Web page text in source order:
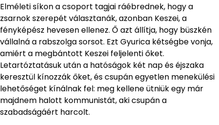
Elméleti síkon a csoport tagjai ráébrednek, hogy a
zsarnok szerepét választanák, azonban Keszei, a
fényképész hevesen ellenez. Ő azt állítja, hogy büszkén
vállalná a rabszolga sorsot. Ezt Gyurica kétségbe vonja,
amiért a megbántott Keszei feljelenti őket.
Letartóztatásuk után a hatóságok két nap és éjszaka
keresztül kínozzák őket, és csupán egyetlen menekülési
lehetőséget kínálnak fel: meg kellene ütniük egy már
majdnem halott kommunistát, aki csupán a
szabadságáért harcolt.